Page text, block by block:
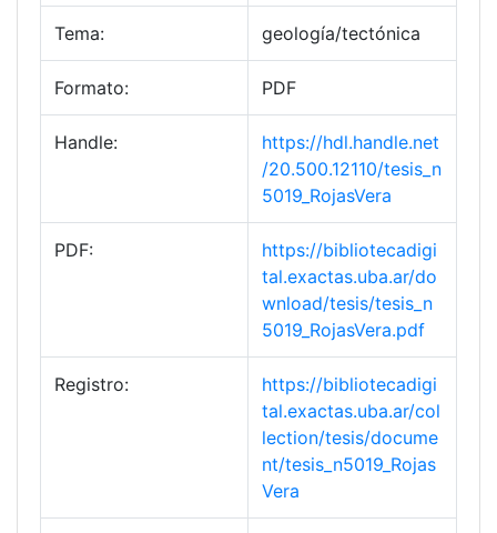
Tema: geología/tectónica
Formato: PDF
Handle:
https://hdl.handle.net
/20.500.12110/tesis_n
5019_RojasVera
PDF:
https://bibliotecadigi
tal.exactas.uba.ar/do
wnload/tesis/tesis_n
5019_RojasVera.pdf
Registro:
https://bibliotecadigi
tal.exactas.uba.ar/col
lection/tesis/docume
nt/tesis_n5019_Rojas
Vera